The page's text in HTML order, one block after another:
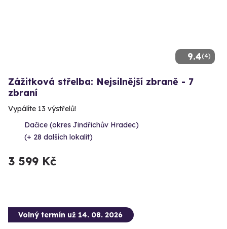
9.4(4)
Zážitková střelba: Nejsilnější zbraně - 7
zbraní
Vypálíte 13 výstřelů!
Dačice (okres Jindřichův Hradec)
(+ 28 dalších lokalit)
3 599 Kč
Volný termín už 14. 08. 2026